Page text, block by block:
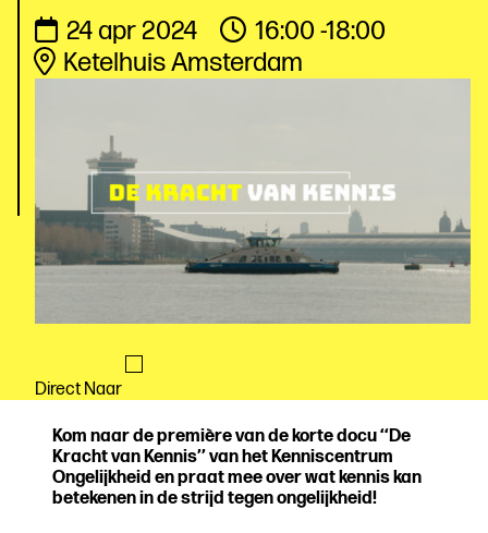
24 apr 2024
16:00 -18:00
Ketelhuis Amsterdam
Direct Naar
Kom naar de première van de korte docu ‘‘De
Kracht van Kennis’’ van het Kenniscentrum
Ongelijkheid en praat mee over wat kennis kan
betekenen in de strijd tegen ongelijkheid!